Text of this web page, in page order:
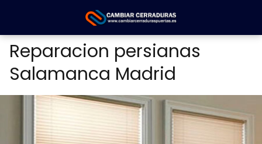
Reparacion persianas
Salamanca Madrid